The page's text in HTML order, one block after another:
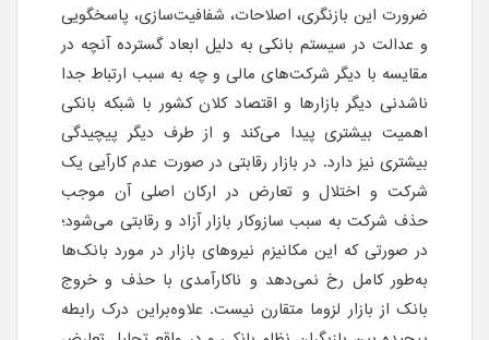
ضرورت این بازنگری، اصلاحات، شفافیت‌سازی، پاسخگویی
و عدالت در سیستم بانکی به دلیل ابعاد گسترده آنچه در
مقایسه با دیگر شرکت‌های مالی و چه به سبب ارتباط جدا
‌ناشدنی دیگر بازارها و اقتصاد کلان کشور با شبکه بانکی
اهمیت بیشتری پیدا می‌کند و از طرف دیگر پیچیدگی
بیشتری نیز دارد. در بازار رقابتی در صورت عدم کارآیی یک
شرکت و اختلال و تعارض در ارکان اصلی آن موجب
حذف شرکت به سبب سازوکار بازار آزاد و رقابتی می‌شود؛
در صورتی که این مکانیزم نیروهای بازار در مورد بانک‌ها
به‌طور کامل رخ نمی‌دهد و ناکارآمدی با حذف و خروج
بانک از بازار لزوما متقارن نیست. علاوه‌بر‌این درک رابطه